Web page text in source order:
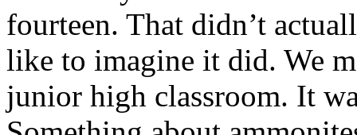
fourteen. That didn’t
like to imagine it did. We
junior high classroom. It